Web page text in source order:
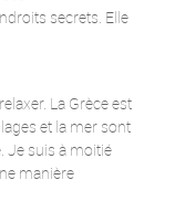
secrets. Elle
La Grèce est
et la mer sont
Je suis à moitié
manière